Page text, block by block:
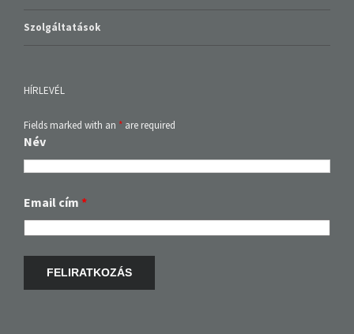
Szolgáltatások
HÍRLEVÉL
Fields marked with an * are required
Név
Email cím *